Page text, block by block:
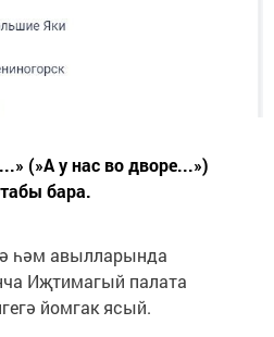
(»А у нас во дворе...»)
бара.
һәм авылларында
Иҗтимагый палата
йомгак ясый.